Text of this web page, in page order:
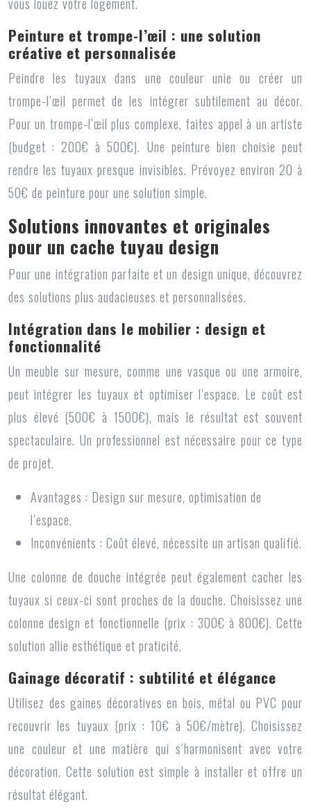
Peinture et trompe-l’œil : une solution
créative et personnalisée
Peindre les tuyaux dans une couleur unie ou créer un
trompe-l’œil permet de les intégrer subtilement au décor.
Pour un trompe-l’œil plus complexe, faites appel à un artiste
(budget : 200€ à 500€). Une peinture bien choisie peut
rendre les tuyaux presque invisibles. Prévoyez environ 20 à
50€ de peinture pour une solution simple.
Solutions innovantes et originales
pour un cache tuyau design
Pour une intégration parfaite et un design unique, découvrez
des solutions plus audacieuses et personnalisées.
Intégration dans le mobilier : design et
fonctionnalité
Un meuble sur mesure, comme une vasque ou une armoire,
peut intégrer les tuyaux et optimiser l’espace. Le coût est
plus élevé (500€ à 1500€), mais le résultat est souvent
spectaculaire. Un professionnel est nécessaire pour ce type
de projet.
Avantages : Design sur mesure, optimisation de
l’espace.
Inconvénients : Coût élevé, nécessite un artisan qualifié.
Une colonne de douche intégrée peut également cacher les
tuyaux si ceux-ci sont proches de la douche. Choisissez une
colonne design et fonctionnelle (prix : 300€ à 800€). Cette
solution allie esthétique et praticité.
Gainage décoratif : subtilité et élégance
Utilisez des gaines décoratives en bois, métal ou PVC pour
recouvrir les tuyaux (prix : 10€ à 50€/mètre). Choisissez
une couleur et une matière qui s’harmonisent avec votre
décoration. Cette solution est simple à installer et offre un
résultat élégant.